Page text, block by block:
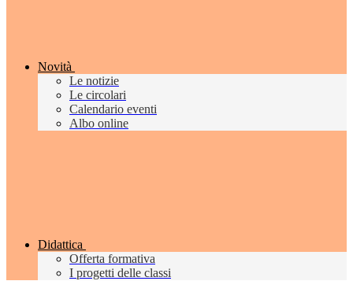
Novità
Le notizie
Le circolari
Calendario eventi
Albo online
Didattica
Offerta formativa
I progetti delle classi